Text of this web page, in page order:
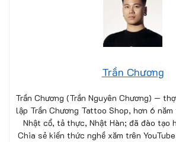
Trần Chương
Trần Chương (Trần Nguyên Chương) —
lập Trần Chương Tattoo Shop, hơn 6
Nhật cổ, tả thực, Nhật Hàn; đã đào tạo
Chia sẻ kiến thức nghề xăm trên